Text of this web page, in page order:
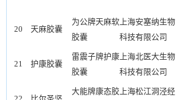
20 天麻胶囊
为公牌天麻软
胶囊
上海安塞纳生物
科技有限公司
21 护康胶囊
雷震子牌护康
胶囊
上海北医大生物
科技有限公司
大能牌康态胶 上海松江洞泾经